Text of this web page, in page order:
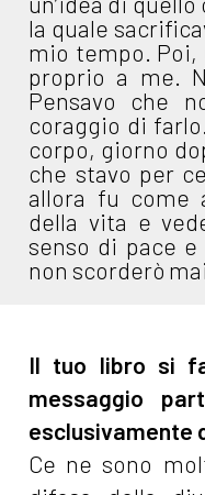
la quale
mio tempo. Poi,
proprio a me.
Pensavo che
coraggio di
corpo, giorno
che stavo per
allora fu
della vita e
senso di pace
non scorderò
Il tuo libro si
messaggio
esclusivamente
Ce ne sono